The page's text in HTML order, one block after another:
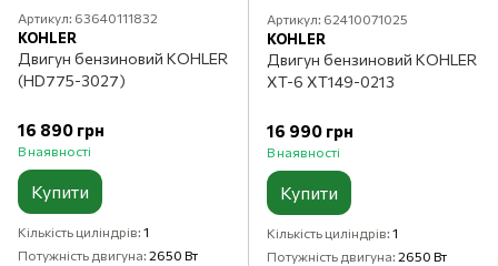
Артикул: 63640111832
KOHLER
Двигун бензиновий KOHLER
(HD775-3027)
16 890 грн
В наявності
Купити
Кількість циліндрів 1
Потужність двигуна 2650 Вт
Артикул: 62410071025
KOHLER
Двигун бензиновий KOHLER
XT-6 ХТ149-0213
16 990 грн
В наявності
Купити
Кількість циліндрів 1
Потужність двигуна 2650 Вт